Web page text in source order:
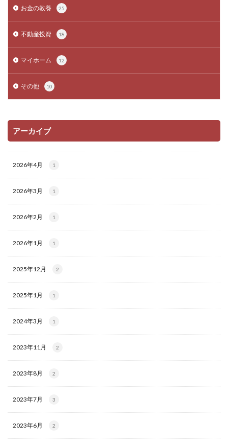
お金の教養 25
不動産投資 18
マイホーム 12
その他 10
アーカイブ
2026年4月 1
2026年3月 1
2026年2月 1
2026年1月 1
2025年12月 2
2025年1月 1
2024年3月 1
2023年11月 2
2023年8月 2
2023年7月 3
2023年6月 2